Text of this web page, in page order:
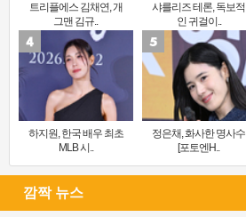
트리플에스 김채연, 개
그맨 김규..
샤를리즈 테론, 독보적
인 귀걸이..
하지원, 한국 배우 최초
MLB 시..
정은채, 화사한 명사수
[포토엔H..
깜짝 뉴스